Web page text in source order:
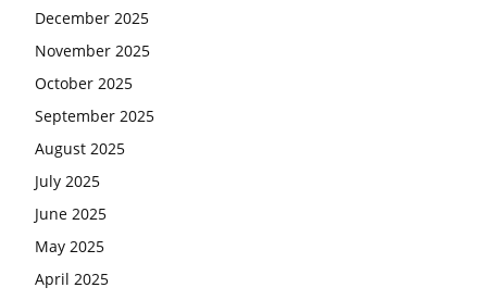
December 2025
November 2025
October 2025
September 2025
August 2025
July 2025
June 2025
May 2025
April 2025